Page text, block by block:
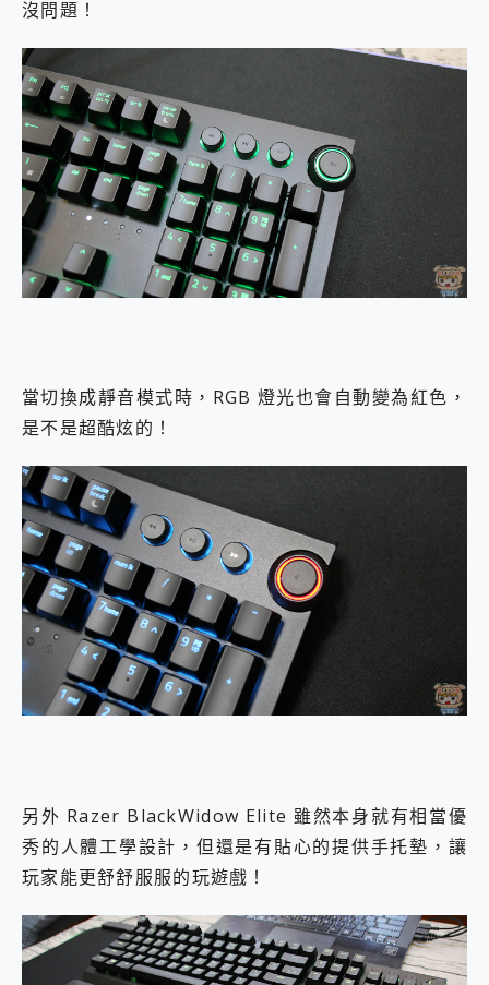
沒問題！
當切換成靜音模式時，RGB 燈光也會自動變為紅色，
是不是超酷炫的！
另外 Razer BlackWidow Elite 雖然本身就有相當優
秀的人體工學設計，但還是有貼心的提供手托墊，讓
玩家能更舒舒服服的玩遊戲！